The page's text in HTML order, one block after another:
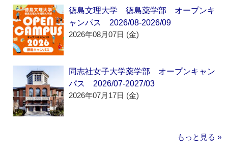
徳島文理大学 徳島薬学部 オープンキ
ャンパス 2026/08-2026/09
2026年08月07日 (金)
同志社女子大学薬学部 オープンキャン
パス 2026/07-2027/03
2026年07月17日 (金)
もっと見る »